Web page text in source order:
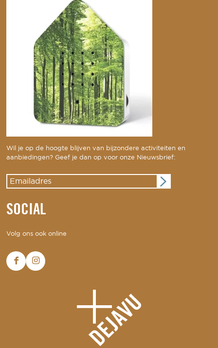
Wil je op de hoogte blijven van bijzondere activiteiten en
aanbiedingen? Geef je dan op voor onze Nieuwsbrief:
SOCIAL
Volg ons ook online